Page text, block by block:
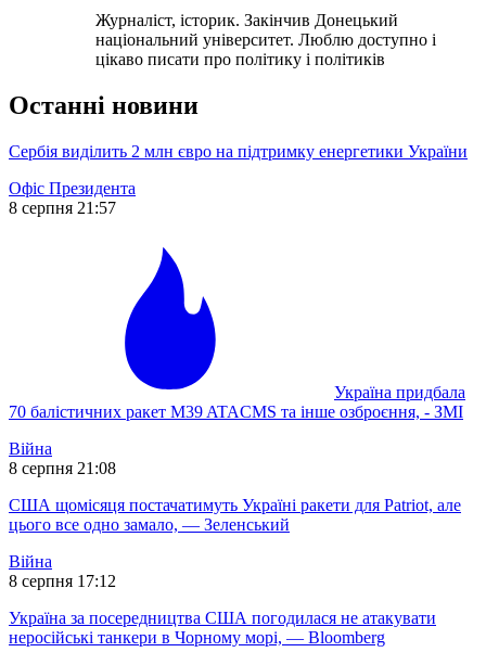
Журналіст, історик. Закінчив Донецький
національний університет. Люблю доступно і
цікаво писати про політику і політиків
Останні новини
Сербія виділить 2 млн євро на підтримку енергетики України
Офіс Президента
8 серпня 21:57
Україна придбала
70 балістичних ракет M39 ATACMS та інше озброєння, - ЗМІ
Війна
8 серпня 21:08
США щомісяця постачатимуть Україні ракети для Patriot, але
цього все одно замало, — Зеленський
Війна
8 серпня 17:12
Україна за посередництва США погодилася не атакувати
неросійські танкери в Чорному морі, — Bloomberg